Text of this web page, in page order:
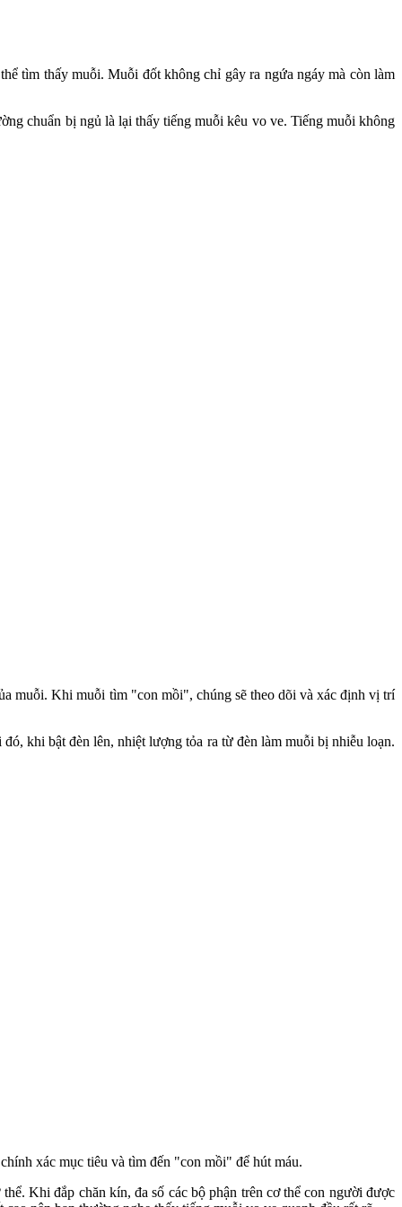
tìm thấy muỗi. Muỗi đốt không chỉ gây ra ngứa ngáy mà còn làm
chuẩn bị ngủ là lại thấy tiếng muỗi kêu vo ve. Tiếng muỗi không
muỗi. Khi muỗi tìm "con mồi", chúng sẽ theo dõi và xác định vị trí
khi bật đèn lên, nhiệt lượng tỏa ra từ đèn làm muỗi bị nhiễu loạn.
xác mục tiêu và tìm đến "con mồi" để hút máu.
Khi đắp chăn kín, đa số các bộ phận trên cơ thể con người được